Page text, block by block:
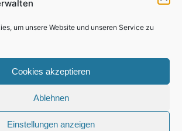
um unsere Website und unseren Service zu
Cookies akzeptieren
Ablehnen
Einstellungen anzeigen
Disclaimer | Datenschutz | Cookie
Richtlinie
Selbstständige. Alle Rechte vorbehalten.